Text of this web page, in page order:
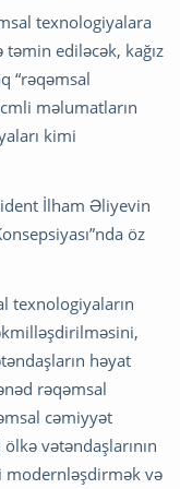
texnologiyalara
ediləcək, kağız
“rəqəmsal
məlumatların
kimi
İlham Əliyevin
öz
texnologiyaların
həyat
rəqəmsal
cəmiyyət
vətəndaşlarının
modernləşdirmək və